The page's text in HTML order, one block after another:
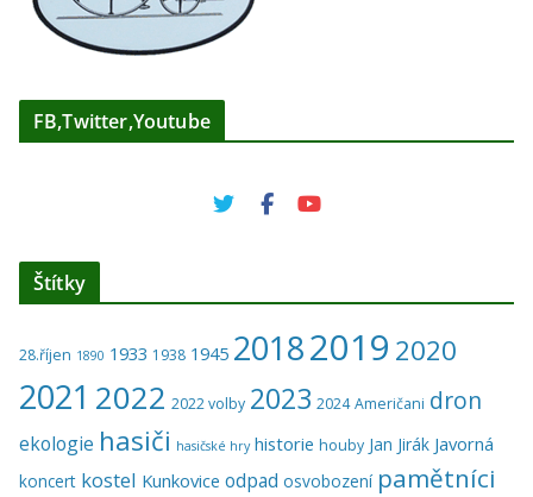
FB,Twitter,Youtube
Štítky
28.říjen 1890 1933 1938 1945 20182019 2020
2021 2022 2022 volby 2023 2024 Američani dron
ekologie hasiči hasičské hry historie houby Jan Jirák Javorná
koncert kostel Kunkovice odpad osvobození pamětníci